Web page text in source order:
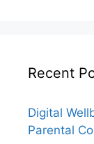
Recent
Digital
Parental